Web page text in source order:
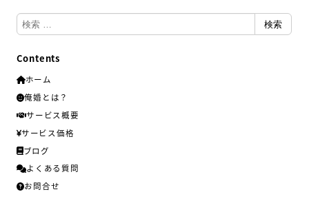
検
索
検索
Contents
ホーム
俺婚とは？
サービス概要
サービス価格
ブログ
よくある質問
お問合せ